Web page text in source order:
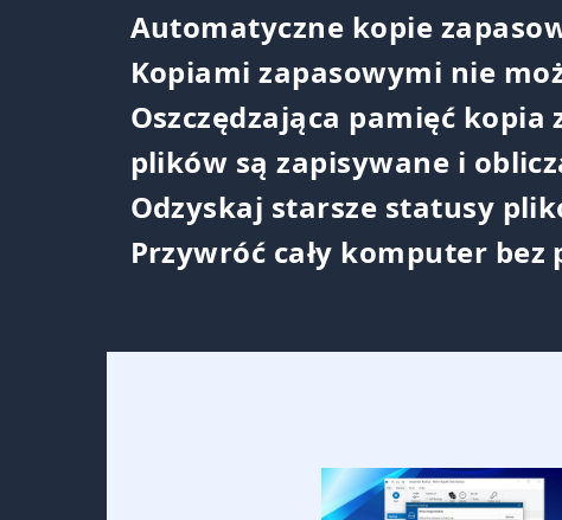
Automatyczne kopie
Kopiami zapasowymi nie
Oszczędzająca pamięć
plików są zapisywane i
Odzyskaj starsze statusy
Przywróć cały komputer